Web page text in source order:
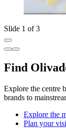
Slide 1 of 3
Find
Explore the centre
brands to
Explore the
Plan your